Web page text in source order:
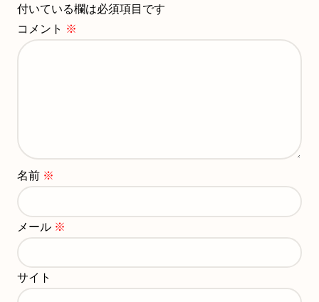
付いている欄は必須項目です
コメント ※
名前 ※
メール ※
サイト